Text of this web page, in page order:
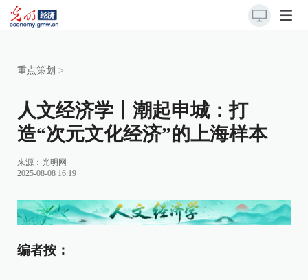
重点策划 >
人文经济学丨潮起申城：打
造“次元文化经济”的上海样本
来源： 光明网
2025-08-08 16:19
编者按：